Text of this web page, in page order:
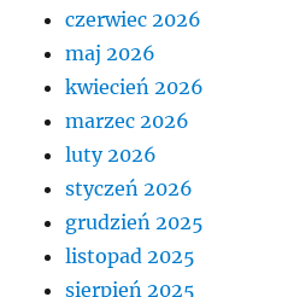
czerwiec 2026
maj 2026
kwiecień 2026
marzec 2026
luty 2026
styczeń 2026
grudzień 2025
listopad 2025
sierpień 2025